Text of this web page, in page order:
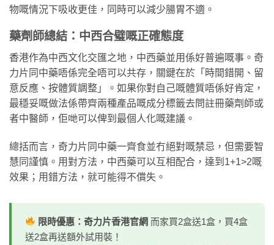
物嘅情況下吸收更佳，同時可以減少腸胃不適。
藥劑師總結：中西合璧嘅正確態度
香港作為中西文化交匯之地，中西藥並用係好普遍嘅事。奇
力片同中藥唔係完全唔可以共存，關鍵在於「時間錯開、留
意反應、按體質調整」。如果你對自己嘅體質唔係好肯定，
最穩妥嘅做法係帶齊兩種產品嘅成分標籤去問註冊藥劑師或
者中醫師，佢哋可以俾到最個人化嘅建議。
總括而言，奇力片同中藥一齊食並冇絕對嘅禁忌，但需要智
慧同謹慎。用對方法，中西藥可以互相配合，達到1+1>2嘅
效果；用錯方法，就可能得不償失。
限時優惠：奇力片香港官網 而家買2盒送1盒，買4盒
送2盒再送額外試用裝！